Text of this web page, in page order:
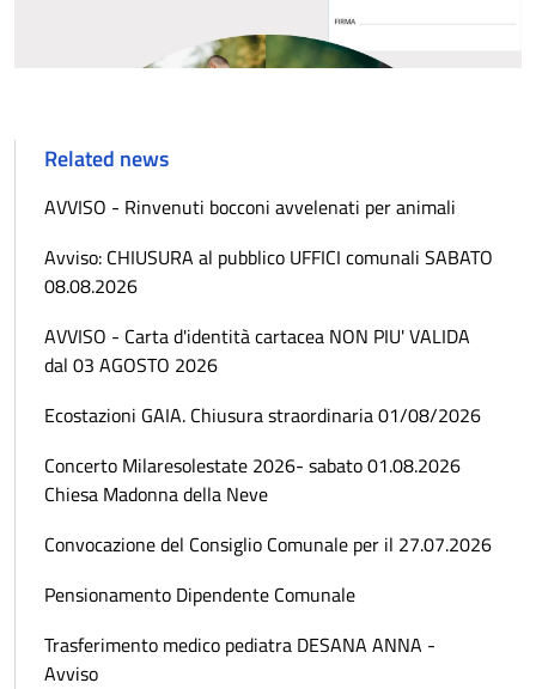
Related news
AVVISO - Rinvenuti bocconi avvelenati per animali
Avviso: CHIUSURA al pubblico UFFICI comunali SABATO
08.08.2026
AVVISO - Carta d'identità cartacea NON PIU' VALIDA
dal 03 AGOSTO 2026
Ecostazioni GAIA. Chiusura straordinaria 01/08/2026
Concerto Milaresolestate 2026- sabato 01.08.2026
Chiesa Madonna della Neve
Convocazione del Consiglio Comunale per il 27.07.2026
Pensionamento Dipendente Comunale
Trasferimento medico pediatra DESANA ANNA -
Avviso